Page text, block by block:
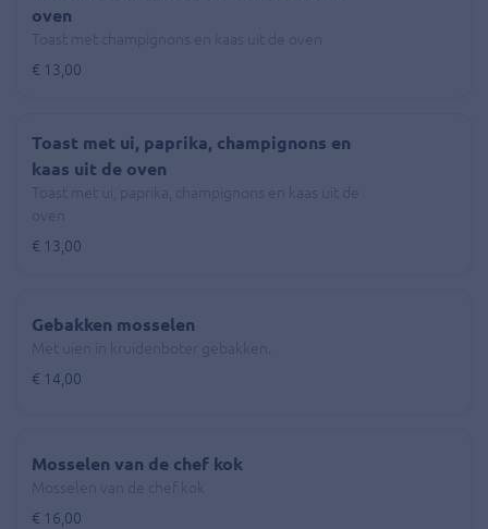
oven
€ 13,00
Toast met ui, paprika, champignons en
kaas uit de oven
€ 13,00
Gebakken mosselen
€ 14,00
Mosselen van de chef kok
€ 16,00